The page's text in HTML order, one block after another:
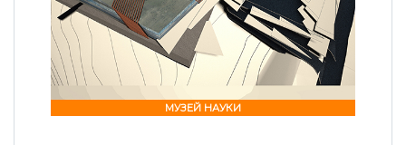
МУЗЕЙ НАУКИ